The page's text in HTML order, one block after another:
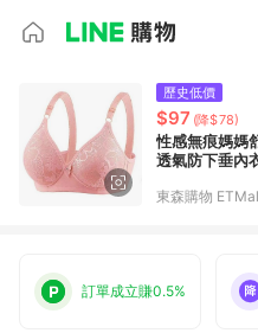
歷史低價
$97 (降$78)
性感無痕媽媽
透氣防下垂內
東森購物
訂單成立賺0.5%